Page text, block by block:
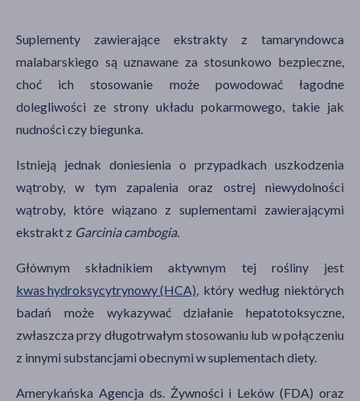
Suplementy zawierające ekstrakty z tamaryndowca
malabarskiego są uznawane za stosunkowo bezpieczne,
choć ich stosowanie może powodować łagodne
dolegliwości ze strony układu pokarmowego, takie jak
nudności czy biegunka.
Istnieją jednak doniesienia o przypadkach uszkodzenia
wątroby, w tym zapalenia oraz ostrej niewydolności
wątroby, które wiązano z suplementami zawierającymi
ekstrakt z Garcinia cambogia.
Głównym składnikiem aktywnym tej rośliny jest
kwas hydroksycytrynowy (HCA), który według niektórych
badań może wykazywać działanie hepatotoksyczne,
zwłaszcza przy długotrwałym stosowaniu lub w połączeniu
z innymi substancjami obecnymi w suplementach diety.
Amerykańska Agencja ds. Żywności i Leków (FDA) oraz